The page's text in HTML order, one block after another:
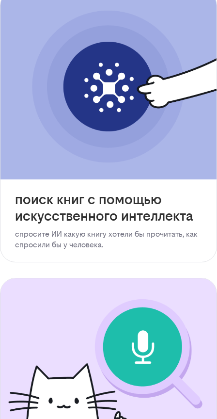
поиск книг с помощью
искусственного интеллекта
спросите ИИ какую книгу хотели бы прочитать, как
спросили бы у человека.